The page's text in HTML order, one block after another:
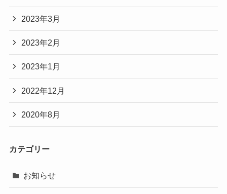
2023年3月
2023年2月
2023年1月
2022年12月
2020年8月
カテゴリー
お知らせ